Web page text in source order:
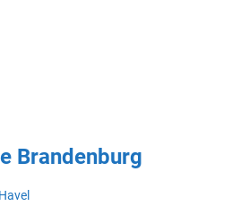
Brandenburg